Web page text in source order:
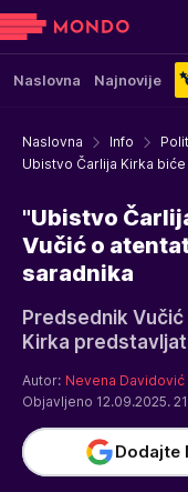
Naslovna Najnovije
Naslovna Info
Ubistvo Čarlija Kirka
"Ubistvo
Vučić o
saradnika
Predsednik
Kirka
Autor: Nevena Davidović
Objavljeno 12.09.2025.
Dodajte